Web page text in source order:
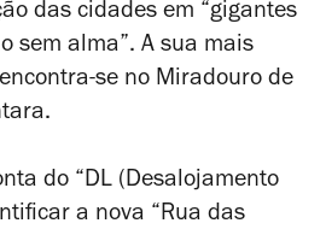
das cidades em “gigantes
sem alma”. A sua mais
se no Miradouro de
do “DL (Desalojamento
a nova “Rua das